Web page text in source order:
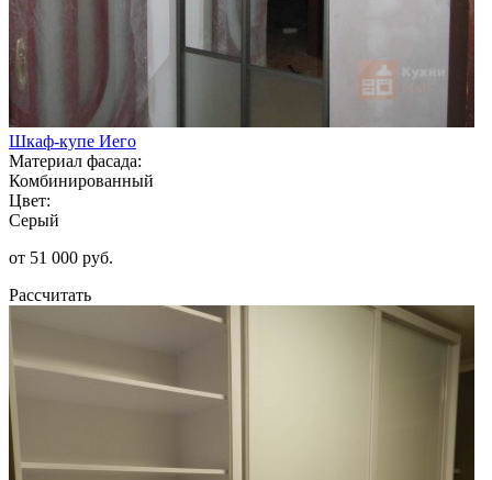
Шкаф-купе Иего
Материал фасада:
Комбинированный
Цвет:
Серый
от 51 000 руб.
Рассчитать